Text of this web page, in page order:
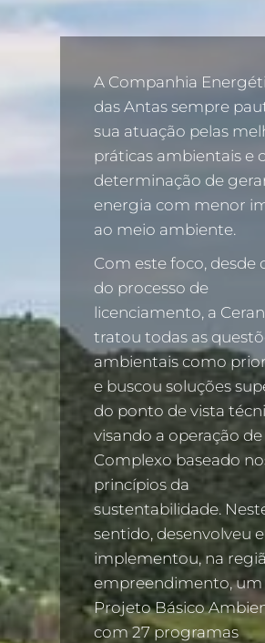
A Companhia
das Antas sempre
sua atuação pelas
práticas ambientais e
determinação de
energia com menor
ao meio ambiente.
Com este foco, desde
do processo de
licenciamento, a Ceran
tratou todas as
ambientais como
e buscou soluções
do ponto de vista
visando a operação
Complexo baseado
princípios da
sustentabilidade.
sentido, desenvolveu e
implementou, na
empreendimento, um
Projeto Básico
com 27 programas